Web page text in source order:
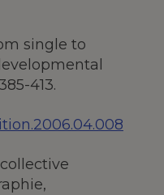
single to
413.